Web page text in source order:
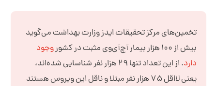
تخمین‌های مرکز تحقیقات ایدز وزارت بهداشت می‌گوید
بیش از۱۰۰هزار بیمار آچ‌آی‌وی مثبت در کشوروجود
دارد.
از این تعداد تنها ۲۹ هزار نفر شناسایی شده‌اند،
یعنی لااقل۷۵هزار نفر مبتلا و ناقل این ویروس هستند